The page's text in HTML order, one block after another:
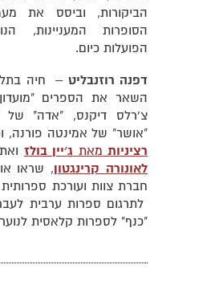
הביקורות, וביסס את
הסופרות המעניינות,
הפועלות כיום.
דפנה רוזנבליט – חיה בתל
השאר את הספרים
צ'רלס דיקנס, "אדה" של
"אושר" של אמינטה פורנה,
רציניותמאת ג׳יין בולז ואת
לאונורה קרינגטון, שראו
חברת צוות ועורכת
לתרגום ספרות ערבית
"כנף" לספרות קלאסית